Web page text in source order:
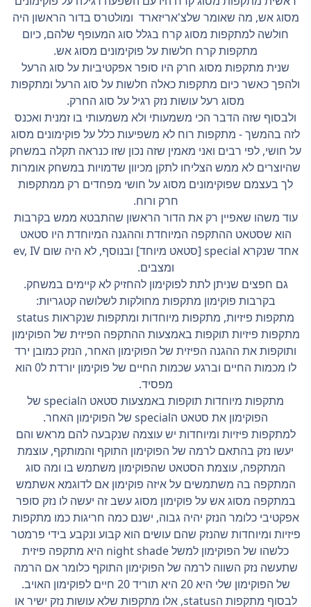
מסוג אש, מה שאומר שלצ'אריזארד ומולטרס בדור הראשון היה
חולשה למתקפות מסוג קרח בגלל סוג המעופף שלהם, כיום
מתקפות קרח חלשות על פוקימונים מסוג אש.
שנית מתקפות מסוג חרק היו סופר אפקטיביות על סוג הרעל
ולהפך כאשר כיום מתקפות כאלה חלשות על סוג הרעל ומתקפות
מסוג רעל עושות נזק רגיל על סוג החרק.
ולבסוף שזה הדבר הכי משמעותי ולא משמעותי בו זמנית ואכנס
לזה בהמשך - מתקפות רוח לא משפיעות כלל על פוקימונים מסוג
על חושי, לפי רבים ואני מאמין שזה נכון שזו כנראה תקלה במשחק
שהיוצרים לא ממש הצליחו לתקן מכיוון שדמויות במשחק אומרות
לך בעצמם שפוקימונים מסוג על חושי מפחדים רק ממתקפות
חרק ורוח.
עוד משהו שאפיין רק את הדור הראשון שהתבטא ממש בקרבות
הוא שסטאט ההתקפה המיוחדת וההגנה המיוחדת היו סטאט
אחד שנקרא special [סטאט מיוחד] ובנוסף, לא היה שום ev, IV
ומצבים.
גם חפצים שניתן לתת לפוקימון להחזיק לא קיימים במשחק.
בקרבות פוקימון מתקפות מחולקות לשלושה קטגריות:
מתקפות פיזיות, מתקפות מיוחדות ומתקפות שנקראות status
מתקפות פיזיות תוקפות באמצעות ההתקפה הפיזית של הפוקימון
ותוקפות את ההגנה הפיזית של הפוקימון האחר, הנזק כמובן ירד
לו מכמות החיים וברגע שכמות החיים של פוקימון יורדת ל0 הוא
מפסיד.
מתקפות מיוחדות תוקפות באמצעות סטאט הspecial של
הפוקימון את סטאט הspecial של הפוקימון האחר.
למתקפות פיזיות ומיוחדות יש עוצמה שנקבעה להם מראש והם
יעשו נזק בהתאם לרמה של הפוקימון התוקף והמותקף, עוצמת
המתקפה, עוצמת הסטאט שהפוקימון משתמש בו ומה סוג
המתקפה בה משתמשים על איזה פוקימון אם לדוגמא אשתמש
במתקפה מסוג אש על פוקימון מסוג עשב זה יעשה לו נזק סופר
אפקטיבי כלומר הנזק יהיה גבוה, ישנם כמה חריגות כמו מתקפות
פיזיות ומיוחדות שהנזק שהם עושים הוא קבוע ונקבע בידי פרמטר
כלשהו של הפוקימון למשל night shade היא מתקפה פיזית
שתעשה נזק השווה לרמה של הפוקימון התוקף כלומר אם הרמה
של הפוקימון שלי היא 20 היא תוריד 20 חיים לפוקימון האויב.
לבסוף מתקפות הstatus, אלו מתקפות שלא עושות נזק ישיר או